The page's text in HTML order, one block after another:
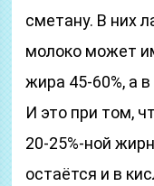
сметану. В них
молоко может
жира 45-60%, а
И это при том,
20-25%-ной
остаётся и в